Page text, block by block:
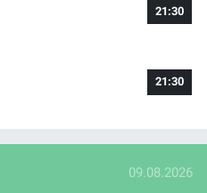
21:30
21:30
09.08.2026